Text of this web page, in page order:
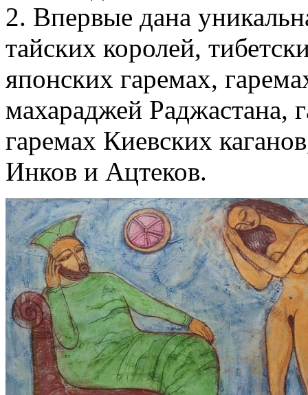
2. Впервые дана
тайских королей,
японских гаремах,
махараджей Раджастана,
гаремах Киевских
Инков и Ацтеков.